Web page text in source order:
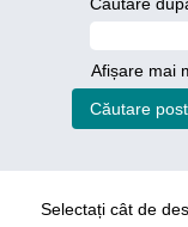
Afișare mai
Selectați cât de